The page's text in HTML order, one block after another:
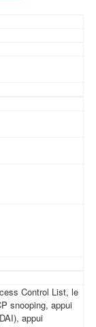
Control List, le
snooping, appui
appui